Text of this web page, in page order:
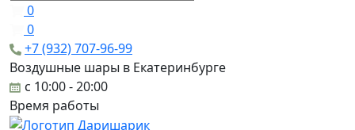
0
0
+7 (932) 707-96-99
Воздушные шары в Екатеринбурге
c 10:00 - 20:00
Время работы